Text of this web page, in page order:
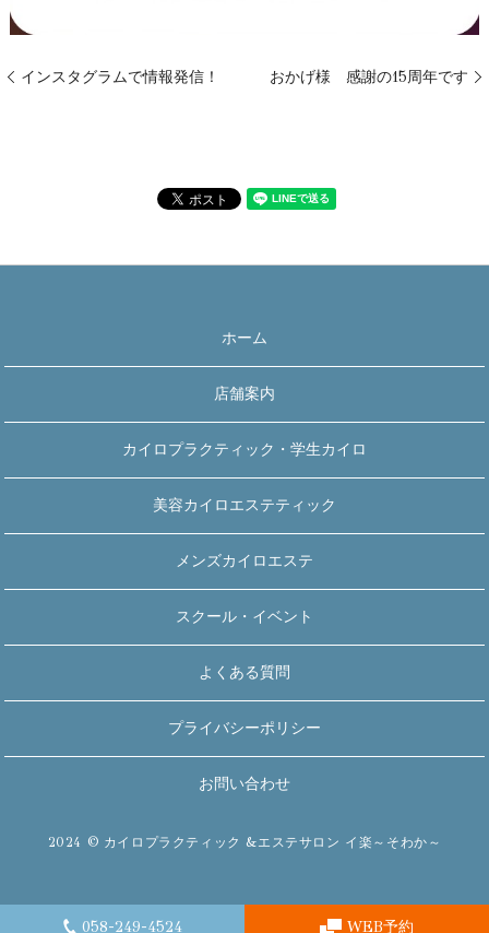
058-249-4524 WEB予約
インスタグラムで情報発信！ おかげ様 感謝の15周年です
ホーム
店舗案内
カイロプラクティック・学生カイロ
美容カイロエステティック
メンズカイロエステ
スクール・イベント
よくある質問
プライバシーポリシー
お問い合わせ
2024 © カイロプラクティック &エステサロン イ楽～そわか～